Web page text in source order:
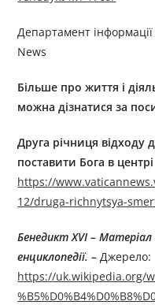
Департамент
News
Більше про життя і
можна дізнатися за
Друга річниця відходу
поставити Бога в центрі
https://
12/druga-richnytsya-
Бенедикт XVI – Матеріал
енциклопедії.–Джерелo:
https://uk.wikipedia.org/